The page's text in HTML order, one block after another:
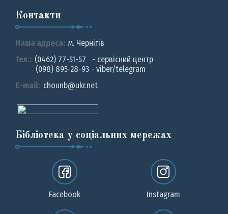
Контакти
Наша адреса: м. Чернiгiв
Тел.: (0462) 77-51-57 - сервісний центр
(098) 895-28-93 - viber/telegram
E-mail: chounb@ukr.net
Бібліотека у соціальних мережах
Facebook Instagram